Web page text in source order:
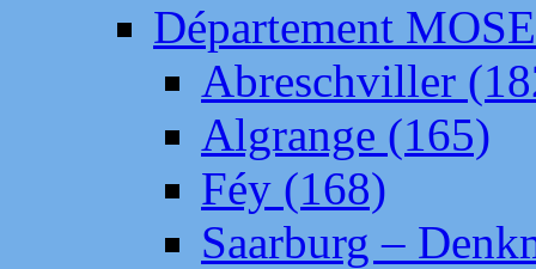
Département
Abreschviller
Algrange (165)
Féy (168)
Saarburg –